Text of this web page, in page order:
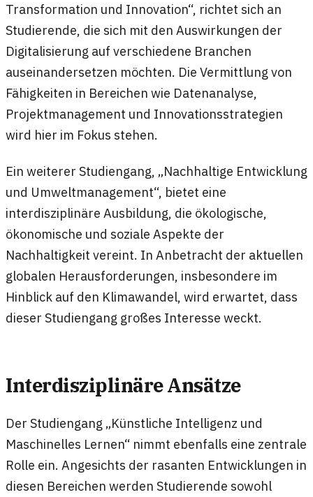
Transformation und Innovation“, richtet sich an
Studierende, die sich mit den Auswirkungen der
Digitalisierung auf verschiedene Branchen
auseinandersetzen möchten. Die Vermittlung von
Fähigkeiten in Bereichen wie Datenanalyse,
Projektmanagement und Innovationsstrategien
wird hier im Fokus stehen.
Ein weiterer Studiengang, „Nachhaltige Entwicklung
und Umweltmanagement“, bietet eine
interdisziplinäre Ausbildung, die ökologische,
ökonomische und soziale Aspekte der
Nachhaltigkeit vereint. In Anbetracht der aktuellen
globalen Herausforderungen, insbesondere im
Hinblick auf den Klimawandel, wird erwartet, dass
dieser Studiengang großes Interesse weckt.
Interdisziplinäre Ansätze
Der Studiengang „Künstliche Intelligenz und
Maschinelles Lernen“ nimmt ebenfalls eine zentrale
Rolle ein. Angesichts der rasanten Entwicklungen in
diesen Bereichen werden Studierende sowohl